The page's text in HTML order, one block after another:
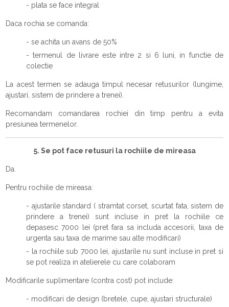
- plata se face integral
Daca rochia se comanda:
- se achita un avans de 50%
- termenul de livrare este intre 2 si 6 luni, in functie de
colectie
La acest termen se adauga timpul necesar retusurilor (lungime,
ajustari, sistem de prindere a trenei).
Recomandam comandarea rochiei din timp pentru a evita
presiunea termenelor.
5. Se pot face retusuri la rochiile de mireasa
Da.
Pentru rochiile de mireasa:
- ajustarile standard ( stramtat corset, scurtat fata, sistem de
prindere a trenei) sunt incluse in pret la rochiile ce
depasesc 7000 lei (pret fara sa includa accesorii, taxa de
urgenta sau taxa de marime sau alte modificari)
- la rochiile sub 7000 lei, ajustarile nu sunt incluse in pret si
se pot realiza in atelierele cu care colaboram
Modificarile suplimentare (contra cost) pot include:
- modificari de design (bretele, cupe, ajustari structurale)